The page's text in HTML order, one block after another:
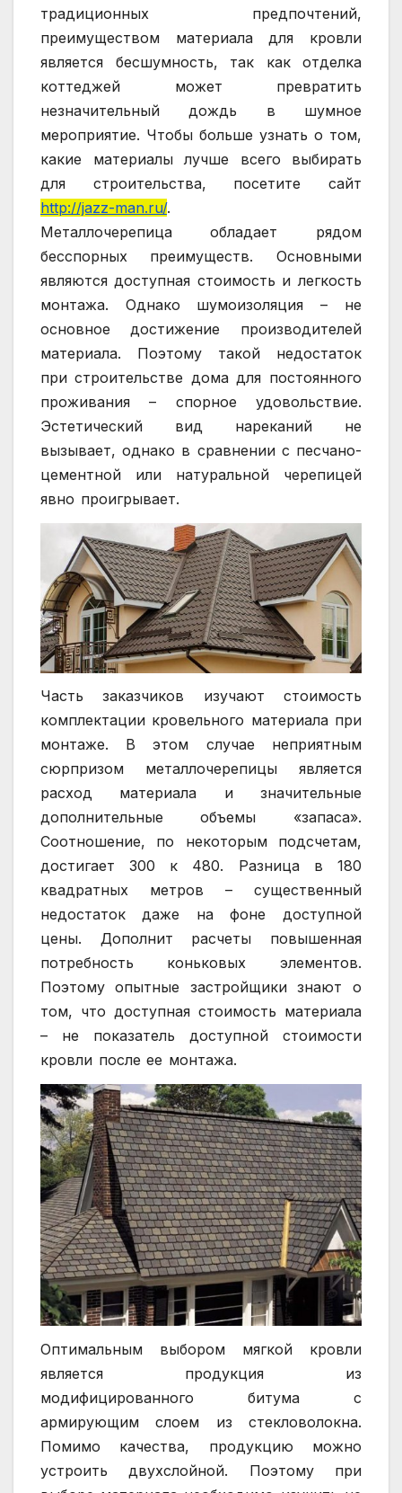
традиционных предпочтений,
преимуществом материала для кровли
является бесшумность, так как отделка
коттеджей может превратить
незначительный дождь в шумное
мероприятие. Чтобы больше узнать о том,
какие материалы лучше всего выбирать
для строительства, посетите сайт
http://jazz-man.ru/.
Металлочерепица обладает рядом
бесспорных преимуществ. Основными
являются доступная стоимость и легкость
монтажа. Однако шумоизоляция – не
основное достижение производителей
материала. Поэтому такой недостаток
при строительстве дома для постоянного
проживания – спорное удовольствие.
Эстетический вид нареканий не
вызывает, однако в сравнении с песчано-
цементной или натуральной черепицей
явно проигрывает.
Часть заказчиков изучают стоимость
комплектации кровельного материала при
монтаже. В этом случае неприятным
сюрпризом металлочерепицы является
расход материала и значительные
дополнительные объемы «запаса».
Соотношение, по некоторым подсчетам,
достигает 300 к 480. Разница в 180
квадратных метров – существенный
недостаток даже на фоне доступной
цены. Дополнит расчеты повышенная
потребность коньковых элементов.
Поэтому опытные застройщики знают о
том, что доступная стоимость материала
– не показатель доступной стоимости
кровли после ее монтажа.
Оптимальным выбором мягкой кровли
является продукция из
модифицированного битума с
армирующим слоем из стекловолокна.
Помимо качества, продукцию можно
устроить двухслойной. Поэтому при